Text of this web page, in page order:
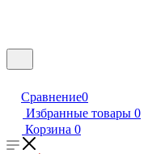
Сравнение0
Избранные товары 0
Корзина 0